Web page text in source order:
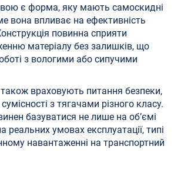
є форма, яку мають самоскидні
вона впливає на ефективність
повинна сприяти
матеріалу без залишків, що
з вологими або сипучими
також враховують питання безпеки,
з тягачами різного класу.
базуватися не лише на об’ємі
реальних умовах експлуатації, типі
навантаженні на транспортний